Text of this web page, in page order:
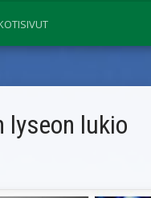
lyseon lukio